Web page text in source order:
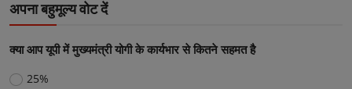
अपना बहुमूल्य वोट दें
क्या आप यूपी में मुख्यमंत्री योगी के कार्यभार से कितने सहमत है
25%